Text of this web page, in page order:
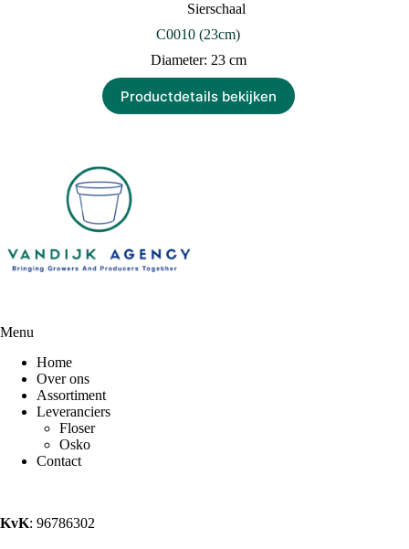
Sierschaal
C0010 (23cm)
Diameter: 23 cm
Productdetails bekijken
Menu
Home
Over ons
Assortiment
Leveranciers
Floser
Osko
Contact
KvK: 96786302